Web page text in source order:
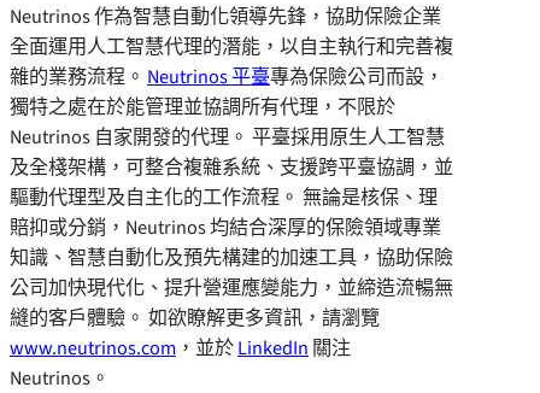
Neutrinos 作為智慧自動化領導先鋒，協助保險企業
全面運用人工智慧代理的潛能，以自主執行和完善複
雜的業務流程。 Neutrinos 平臺專為保險公司而設，
獨特之處在於能管理並協調所有代理，不限於
Neutrinos 自家開發的代理。 平臺採用原生人工智慧
及全棧架構，可整合複雜系統、支援跨平臺協調，並
驅動代理型及自主化的工作流程。 無論是核保、理
賠抑或分銷，Neutrinos 均結合深厚的保險領域專業
知識、智慧自動化及預先構建的加速工具，協助保險
公司加快現代化、提升營運應變能力，並締造流暢無
縫的客戶體驗。 如欲瞭解更多資訊，請瀏覽
www.neutrinos.com ，並於LinkedIn 關注
Neutrinos。